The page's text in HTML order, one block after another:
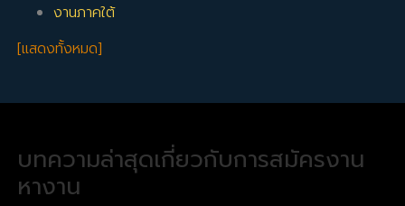
งานภาคใต้
[แสดงทั้งหมด]
บทความล่าสุดเกี่ยวกับการสมัครงาน
หางาน